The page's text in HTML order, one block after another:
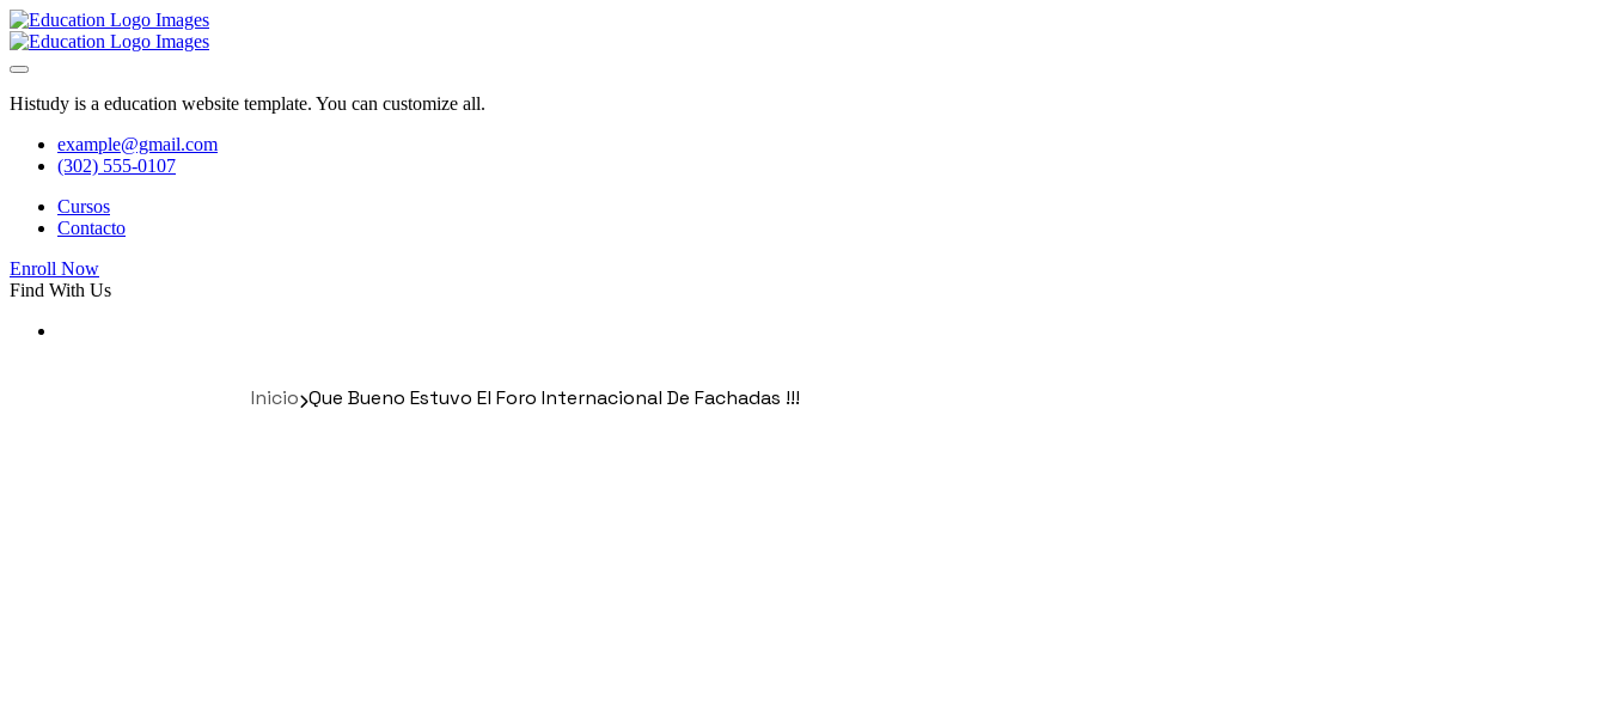
Histudy is a education website template. You can customize all.
example@gmail.com
(302) 555-0107
Cursos
Contacto
Enroll Now
Find With Us
Inicio Que Bueno Estuvo El Foro Internacional De Fachadas !!!